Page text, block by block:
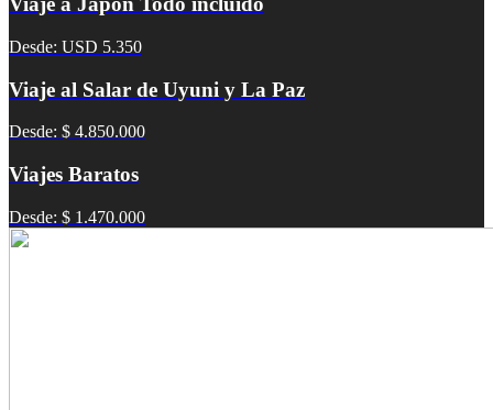
Desde: USD 5.350
Viaje al Salar de Uyuni y La Paz
Desde: $ 4.850.000
Viajes Baratos
Desde: $ 1.470.000